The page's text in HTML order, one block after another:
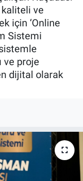
kaliteli ve
için ‘Online
Sistemi
ve proje
dijital olarak